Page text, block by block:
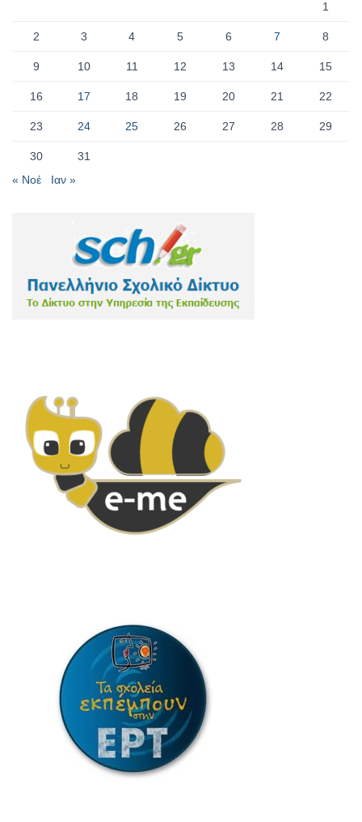
1
2 3 4 5 6 7 8
9 10 11 12 13 14 15
16 17 18 19 20 21 22
23 24 25 26 27 28 29
30
31
« Νοέ
Ιαν »